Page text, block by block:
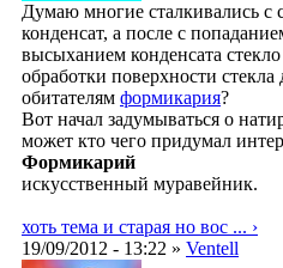
Думаю многие сталкивались с
конденсат, а после с
высыханием конденсата
обработки поверхности
обитателям формикария?
Вот начал задумываться о
может кто чего придумал
Формикарий
искусственный муравейник.
хоть тема и старая но вос ... ›
19/09/2012 - 13:22 » Ventell